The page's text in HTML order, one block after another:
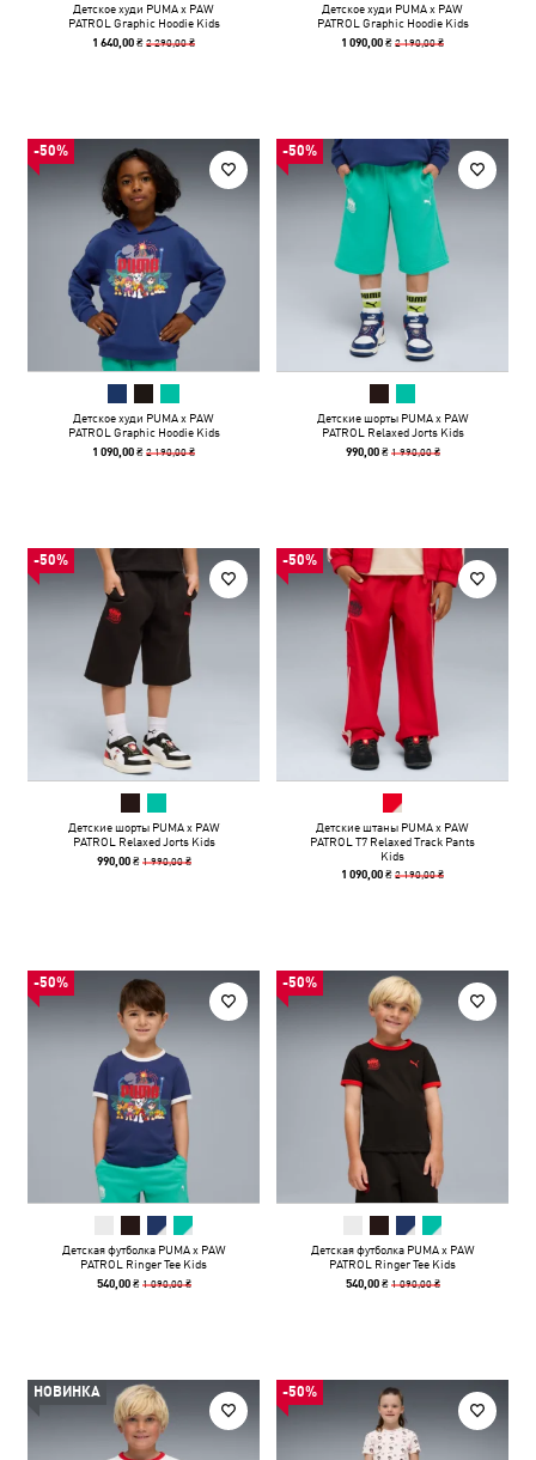
Детское худи PUMA x PAW
PATROL Graphic Hoodie Kids
1 640,00 ₴2 290,00 ₴
Детское худи PUMA x PAW
PATROL Graphic Hoodie Kids
1 090,00 ₴2 190,00 ₴
-50%
Детское худи PUMA x PAW
PATROL Graphic Hoodie Kids
1 090,00 ₴2 190,00 ₴
-50%
Детские шорты PUMA x PAW
PATROL Relaxed Jorts Kids
990,00 ₴ 1 990,00 ₴
-50%
Детские шорты PUMA x PAW
PATROL Relaxed Jorts Kids
990,00 ₴ 1 990,00 ₴
-50%
Детские штаны PUMA x PAW
PATROL T7 Relaxed Track Pants
Kids
1 090,00 ₴2 190,00 ₴
-50%
Детская футболка PUMA x PAW
PATROL Ringer Tee Kids
540,00 ₴ 1 090,00 ₴
-50%
Детская футболка PUMA x PAW
PATROL Ringer Tee Kids
540,00 ₴ 1 090,00 ₴
НОВИНКА -50%